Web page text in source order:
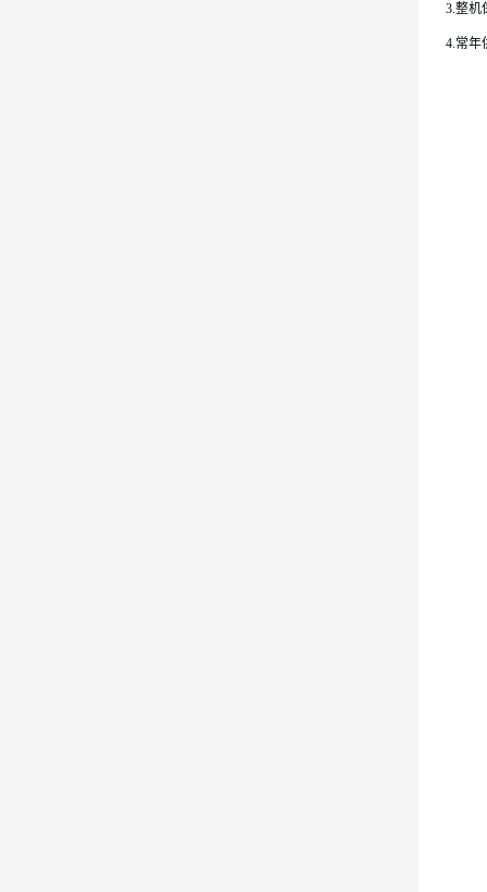
3.整机
4.常年